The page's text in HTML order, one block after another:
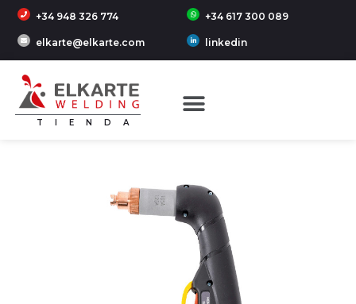
+34 948 326 774 +34 617 300 089
elkarte@elkarte.com linkedin
TIENDA